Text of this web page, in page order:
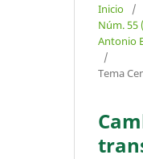
Inicio /
Núm. 55
Antonio
/
Tema